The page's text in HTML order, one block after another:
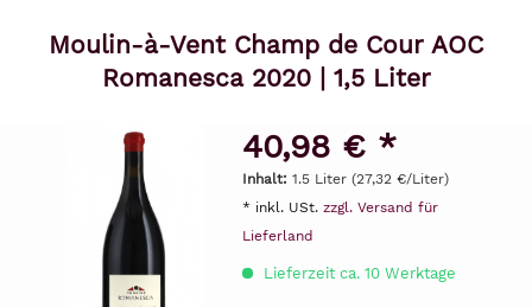
Moulin-à-Vent Champ de Cour AOC
Romanesca 2020 | 1,5 Liter
40,98 € *
Inhalt: 1.5 Liter (27,32 €/Liter)
* inkl. USt. zzgl. Versand für
Lieferland
Lieferzeit ca. 10 Werktage